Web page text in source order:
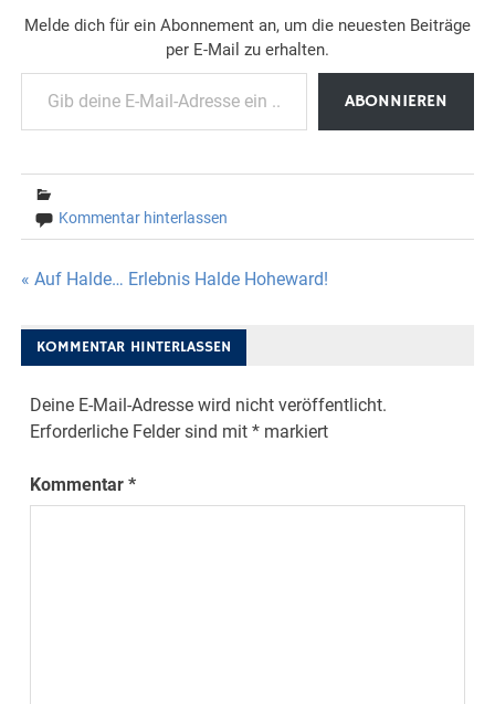
Melde dich für ein Abonnement an, um die neuesten Beiträge
per E-Mail zu erhalten.
Gib deine E-Mail-Adresse ein ...
ABONNIEREN
Kommentar hinterlassen
Beitragsnavigation
« Auf Halde… Erlebnis Halde Hoheward!
KOMMENTAR HINTERLASSEN
Deine E-Mail-Adresse wird nicht veröffentlicht.
Erforderliche Felder sind mit* markiert
Kommentar*